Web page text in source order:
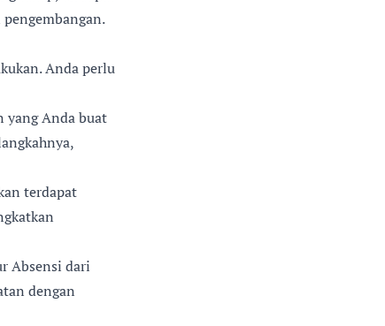
Anda perlu
yang Anda buat
terdapat
Absensi dari
dengan